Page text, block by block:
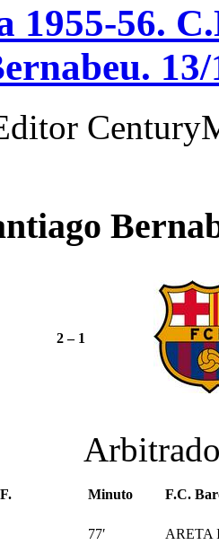
1955-56.
13/
2 – 1
Minuto
F.C.
77′
ARETA